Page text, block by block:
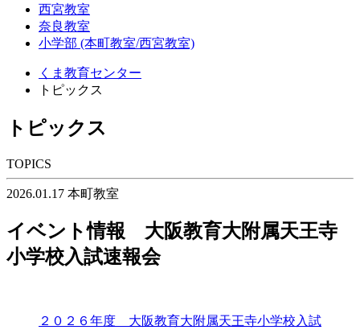
西宮教室
奈良教室
小学部 (本町教室/西宮教室)
くま教育センター
トピックス
トピックス
TOPICS
2026.01.17 本町教室
イベント情報 大阪教育大附属天王寺
小学校入試速報会
２０２６年度 大阪教育大附属天王寺小学校入試